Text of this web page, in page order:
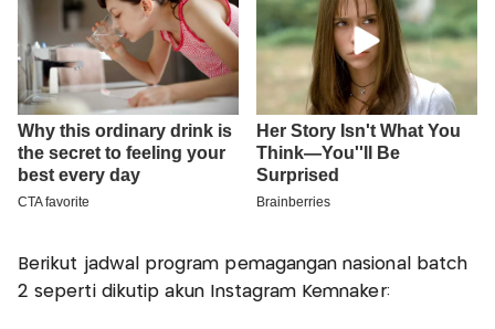
Berikut jadwal program pemagangan nasional batch
2 seperti dikutip akun Instagram Kemnaker: